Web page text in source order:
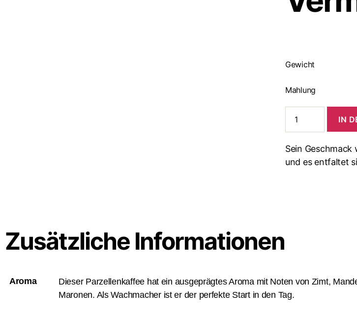
Gewicht
Mahlung
IN
Sein
und es entfaltet
Zusätzliche Informationen
Aroma
Dieser Parzellenkaffee hat ein ausgeprägtes Aroma mit Noten von Zimt,
Maronen. Als Wachmacher ist er der perfekte Start in den Tag.